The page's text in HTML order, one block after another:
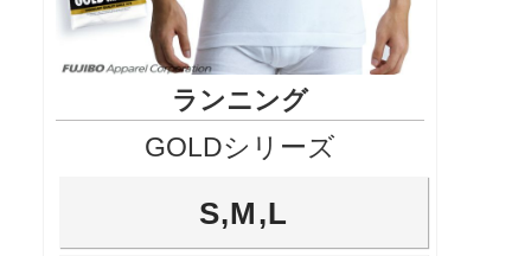
ランニング
GOLDシリーズ
S,M,L